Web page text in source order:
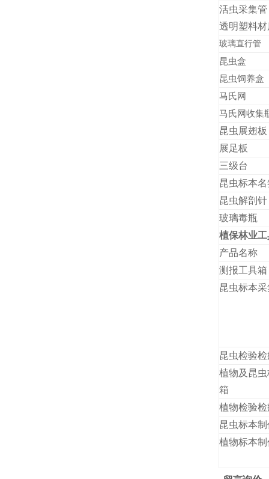
活虫采集
透明塑料材
玻璃直行管
昆虫盒
昆虫饲养盒
马氏网
马氏网收集
昆虫展翅板
展足板
三级台
昆虫标本
昆虫解剖针
玻璃毒瓶
植保林业
产品名称
测报工具箱
昆虫标本
昆虫检验
植物及昆
箱
植物检验
昆虫标本
植物标本